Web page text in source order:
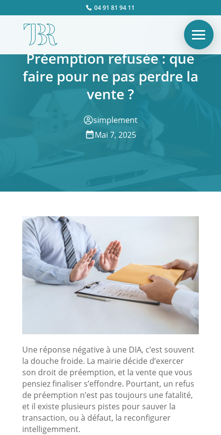
04 91 81 94 11
Préemption refusée : que
faire pour ne pas perdre la
vente ?
simplement
Mai 7, 2025
Une réponse négative à une DIA, c’est souvent
la douche froide. La mairie décide d’exercer
son droit de préemption, et la vente que vous
pensiez finaliser s’effondre. Pourtant, un refus
de préemption n’est pas toujours une fatalité,
et il existe plusieurs pistes pour sauver la
transaction, ou à défaut, la reconfigurer
intelligemment.